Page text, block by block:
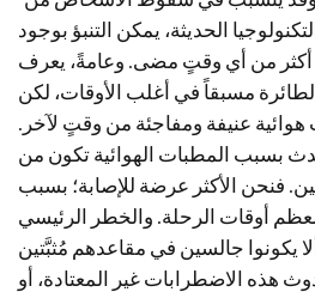
الحديثة، يمكن التنبؤ بوجود
أكثر من أي وقتٍ مضى. وعامةً، يعرف
مسبقاً في أغلب الأوقات، لكن
عنيفة ومفاجئة من وقتٍ لآخر.
بسبب المطبات الهوائية تكون من
فنحن الأكثر عرضة للإصابة؛ بسبب
أوقات الرحلة. والخطر الرئيسي
يكونوا جالسين في مقاعدهم مُثبَّتين
هذه الاضطرابات غير المعتادة، أو